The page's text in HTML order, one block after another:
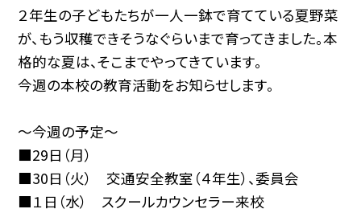
２年生の子どもたちが一人一鉢で育てている夏野菜
が、もう収穫できそうなぐらいまで育ってきました。本
格的な夏は、そこまでやってきています。
今週の本校の教育活動をお知らせします。
～今週の予定～
■29日（月）
■30日（火） 交通安全教室（４年生）、委員会
■１日（水） スクールカウンセラー来校